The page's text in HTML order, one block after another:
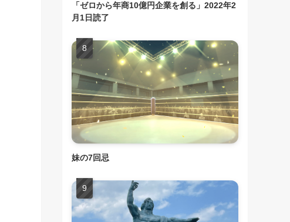
「ゼロから年商10億円企業を創る」2022年2
月1日読了
妹の7回忌